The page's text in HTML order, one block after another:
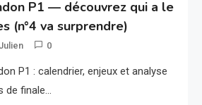
P1 — découvrez qui a le
(n°4 va surprendre)
0
P1 : calendrier, enjeux et analyse
de finale…